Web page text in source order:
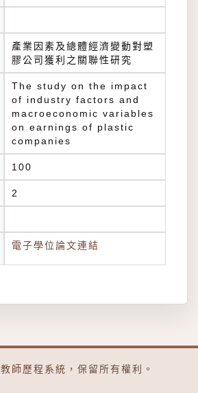
產業因素及總體經濟變動對塑
膠公司獲利之關聯性研究
The study on the impact
of industry factors and
macroeconomic variables
on earnings of plastic
companies
100
2
電子學位論文連結
教師歷程系統 ，保留所有權利。